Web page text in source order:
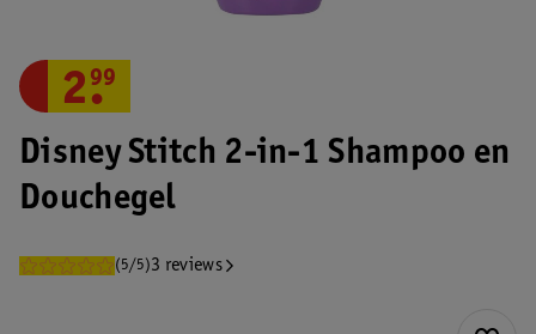
Disney Stitch 2-in-1 Shampoo en
Douchegel
(5/5)3 reviews
2.
99